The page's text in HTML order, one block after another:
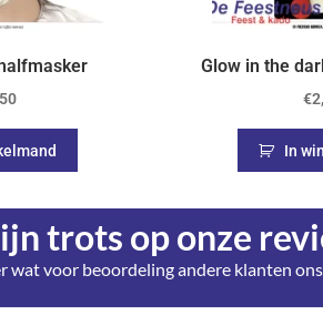
Glow in the
€
In
trots op onze
wat voor beoordeling andere klanten ons